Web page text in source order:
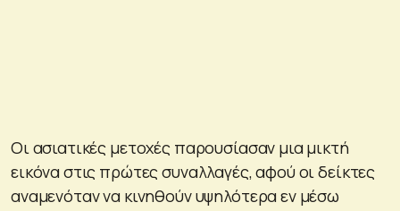
Οι ασιατικές μετοχές παρουσίασαν μια μικτή
εικόνα στις πρώτες συναλλαγές, αφού οι δείκτες
αναμενόταν να κινηθούν υψηλότερα εν μέσω